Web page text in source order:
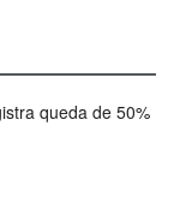
queda de 50%